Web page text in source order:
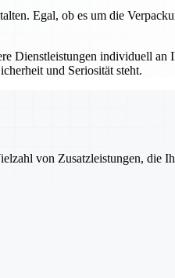
Egal, ob es um die
Dienstleistungen individuell an
und Seriosität steht.
von Zusatzleistungen, die